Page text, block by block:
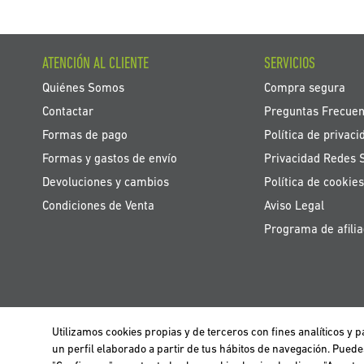
Utilizamos cookies propias y de terceros para realizar el análisis de la
información clica
ATENCIÓN AL CLIENTE
Quiénes Somos
Contactar
Formas de pago
Formas y gastos de envío
Devoluciones y cambios
Condiciones de Venta
SERVICIOS
Compra segura
Preguntas
Política de
Privacidad Redes
Política de cookies
Aviso Legal
Programa de
BELGIË / BELGIQUE
Utilizamos cookies propias y de terceros con fines analíticos y
un perfil elaborado a partir de tus hábitos de navegación.